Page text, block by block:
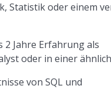
Statistik oder einem
2 Jahre Erfahrung als
oder in einer
von SQL und